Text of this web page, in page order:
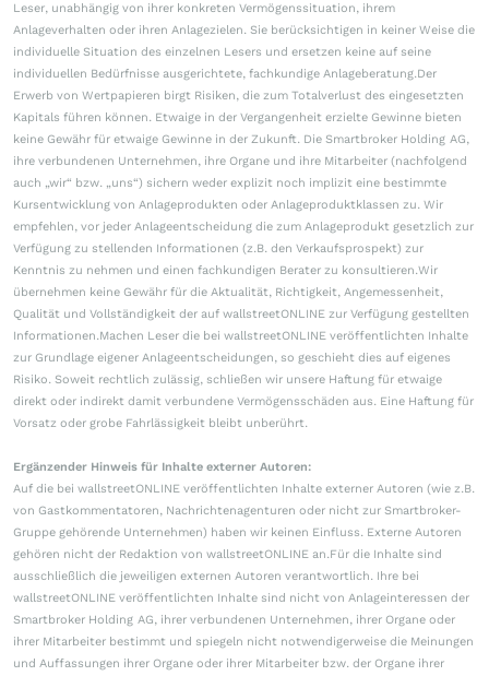
Leser, unabhängig von ihrer konkreten Vermögenssituation, ihrem
Anlageverhalten oder ihren Anlagezielen. Sie berücksichtigen in keiner Weise die
individuelle Situation des einzelnen Lesers und ersetzen keine auf seine
individuellen Bedürfnisse ausgerichtete, fachkundige Anlageberatung.Der
Erwerb von Wertpapieren birgt Risiken, die zum Totalverlust des eingesetzten
Kapitals führen können. Etwaige in der Vergangenheit erzielte Gewinne bieten
keine Gewähr für etwaige Gewinne in der Zukunft. Die Smartbroker Holding AG,
ihre verbundenen Unternehmen, ihre Organe und ihre Mitarbeiter (nachfolgend
auch „wir“ bzw. „uns“) sichern weder explizit noch implizit eine bestimmte
Kursentwicklung von Anlageprodukten oder Anlageproduktklassen zu. Wir
empfehlen, vor jeder Anlageentscheidung die zum Anlageprodukt gesetzlich zur
Verfügung zu stellenden Informationen (z.B. den Verkaufsprospekt) zur
Kenntnis zu nehmen und einen fachkundigen Berater zu konsultieren.Wir
übernehmen keine Gewähr für die Aktualität, Richtigkeit, Angemessenheit,
Qualität und Vollständigkeit der auf wallstreetONLINE zur Verfügung gestellten
Informationen.Machen Leser die bei wallstreetONLINE veröffentlichten Inhalte
zur Grundlage eigener Anlageentscheidungen, so geschieht dies auf eigenes
Risiko. Soweit rechtlich zulässig, schließen wir unsere Haftung für etwaige
direkt oder indirekt damit verbundene Vermögensschäden aus. Eine Haftung für
Vorsatz oder grobe Fahrlässigkeit bleibt unberührt.
Ergänzender Hinweis für Inhalte externer Autoren:
Auf die bei wallstreetONLINE veröffentlichten Inhalte externer Autoren (wie z.B.
von Gastkommentatoren, Nachrichtenagenturen oder nicht zur Smartbroker-
Gruppe gehörende Unternehmen) haben wir keinen Einfluss. Externe Autoren
gehören nicht der Redaktion von wallstreetONLINE an.Für die Inhalte sind
ausschließlich die jeweiligen externen Autoren verantwortlich. Ihre bei
wallstreetONLINE veröffentlichten Inhalte sind nicht von Anlageinteressen der
Smartbroker Holding AG, ihrer verbundenen Unternehmen, ihrer Organe oder
ihrer Mitarbeiter bestimmt und spiegeln nicht notwendigerweise die Meinungen
und Auffassungen ihrer Organe oder ihrer Mitarbeiter bzw. der Organe ihrer